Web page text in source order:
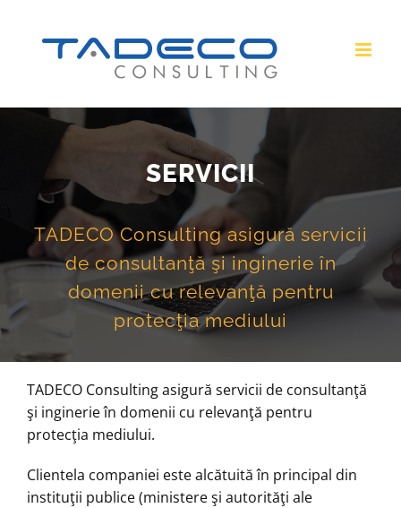
SERVICII
TADECO Consulting asigură servicii
de consultanţă şi inginerie în
domenii cu relevanţă pentru
protecţia mediului
TADECO Consulting asigură servicii de consultanţă
şi inginerie în domenii cu relevanţă pentru
protecţia mediului.
Clientela companiei este alcătuită în principal din
instituţii publice (ministere şi autorităţi ale